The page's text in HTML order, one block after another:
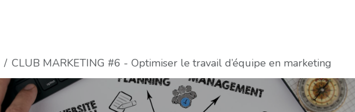
CLUB MARKETING #6 - Optimiser le travail d’équipe en marketing